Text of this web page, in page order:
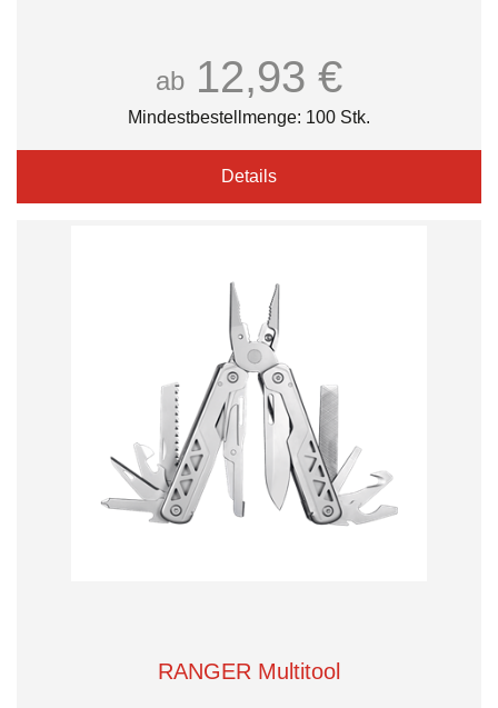
ab 12,93 €
Mindestbestellmenge: 100 Stk.
Details
RANGER Multitool